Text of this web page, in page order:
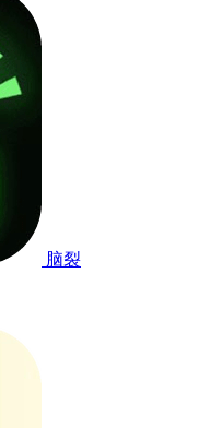
脑裂